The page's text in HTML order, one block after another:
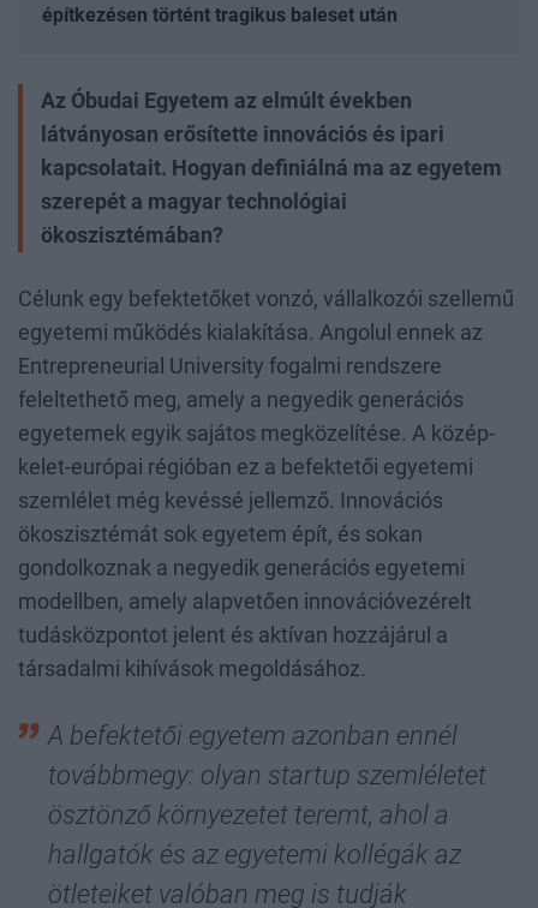
építkezésen történt tragikus baleset után
Az Óbudai Egyetem az elmúlt években
látványosan erősítette innovációs és ipari
kapcsolatait. Hogyan definiálná ma az egyetem
szerepét a magyar technológiai
ökoszisztémában?
Célunk egy befektetőket vonzó, vállalkozói szellemű
egyetemi működés kialakítása. Angolul ennek az
Entrepreneurial University fogalmi rendszere
feleltethető meg, amely a negyedik generációs
egyetemek egyik sajátos megközelítése. A közép-
kelet-európai régióban ez a befektetői egyetemi
szemlélet még kevéssé jellemző. Innovációs
ökoszisztémát sok egyetem épít, és sokan
gondolkoznak a negyedik generációs egyetemi
modellben, amely alapvetően innovációvezérelt
tudásközpontot jelent és aktívan hozzájárul a
társadalmi kihívások megoldásához.
A befektetői egyetem azonban ennél
továbbmegy: olyan startup szemléletet
ösztönző környezetet teremt, ahol a
hallgatók és az egyetemi kollégák az
ötleteiket valóban meg is tudják